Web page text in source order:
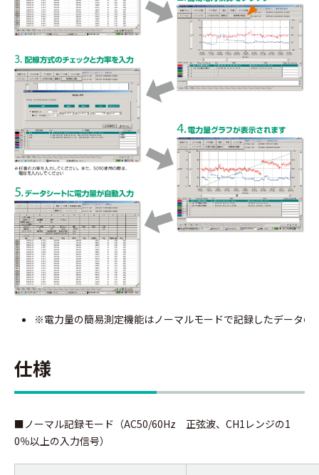
※電力量の簡易測定機能はノーマルモードで記録したデータの
仕様
■ノーマル記録モード（AC50/60Hz 正弦波、CH1レンジの1
0％以上の入力信号）